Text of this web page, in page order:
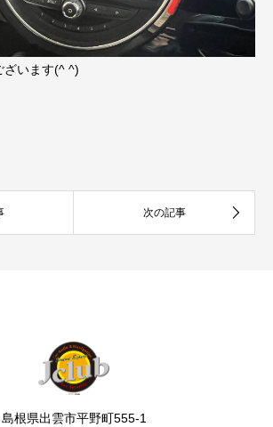
ざいます(^ ^)
島根県出雲市平野町555-1